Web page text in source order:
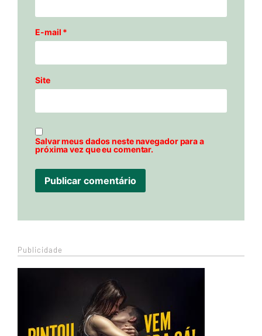
E-mail *
Site
Salvar meus dados neste navegador para a
próxima vez que eu comentar.
Publicidade